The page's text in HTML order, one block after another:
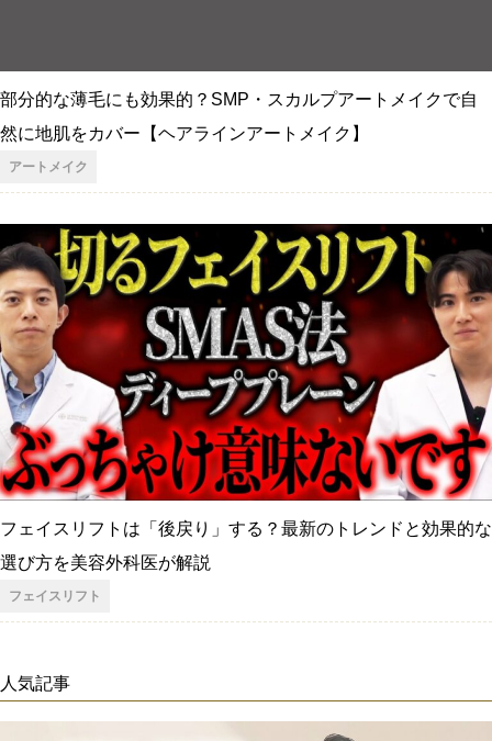
部分的な薄毛にも効果的？SMP・スカルプアートメイクで自
然に地肌をカバー【ヘアラインアートメイク】
アートメイク
フェイスリフトは「後戻り」する？最新のトレンドと効果的な
選び方を美容外科医が解説
フェイスリフト
人気記事